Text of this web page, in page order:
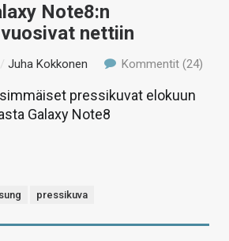
Note8:n
nettiin
/Juha Kokkonen Kommentit (24)
pressikuvat elokuun
Galaxy Note8
pressikuva